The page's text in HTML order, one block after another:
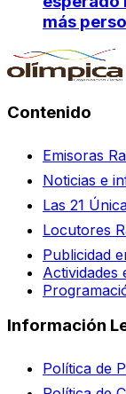
más
Contenido
Emisoras
Noticias e
Las 21
Locutores
Publicidad
Actividades
Información
Política de